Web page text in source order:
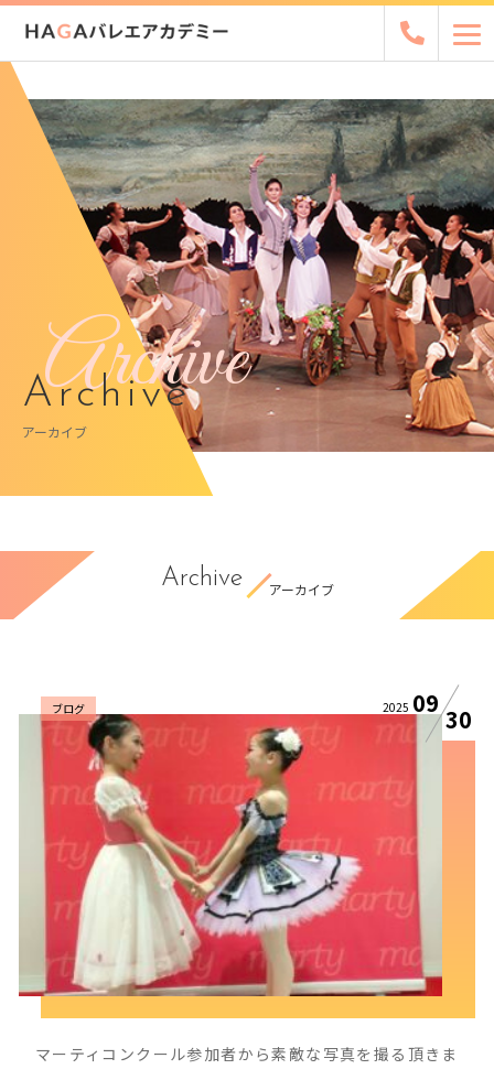
Archive
Archive
アーカイブ
Archive
アーカイブ
ブログ 2025 09
30
マーティコンクール参加者から素敵な写真を撮る頂きま